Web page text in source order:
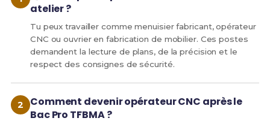
atelier ?
Tu peux travailler comme menuisier fabricant, opérateur
CNC ou ouvrier en fabrication de mobilier. Ces postes
demandent la lecture de plans, de la précision et le
respect des consignes de sécurité.
Comment devenir opérateur CNC après le
Bac Pro TFBMA ?